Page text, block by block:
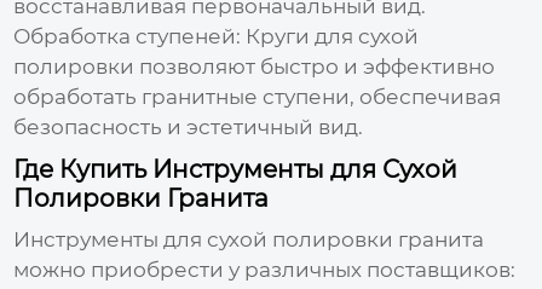
восстанавливая первоначальный вид.
Обработка ступеней: Круги для сухой
полировки позволяют быстро и эффективно
обработать гранитные ступени, обеспечивая
безопасность и эстетичный вид.
Где Купить Инструменты для Сухой
Полировки Гранита
Инструменты для сухой полировки гранита
можно приобрести у различных поставщиков: